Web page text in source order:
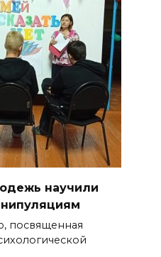
научили
посвященная